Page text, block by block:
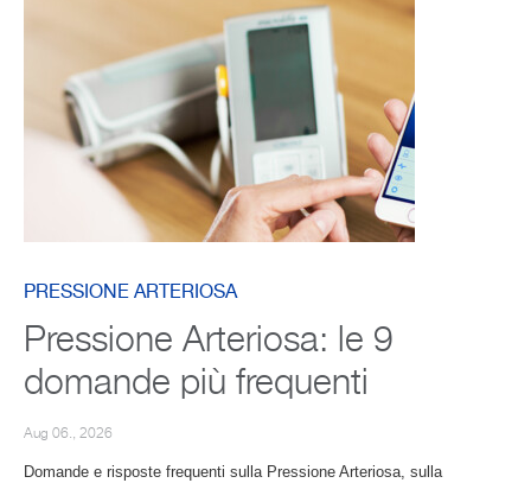
PRESSIONE ARTERIOSA
Pressione Arteriosa: le 9
domande più frequenti
Aug 06., 2026
Domande e risposte frequenti sulla Pressione Arteriosa, sulla